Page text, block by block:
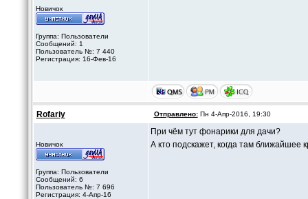
Новичок
Группа: Пользователи
Сообщений: 1
Пользователь №: 7 440
Регистрация: 16-Фев-16
Rofariy Отправлено:Пн 4-Апр-2016, 19:30
Новичок
Группа: Пользователи
Сообщений: 6
Пользователь №: 7 696
Регистрация: 4-Апр-16
При чём тут фонарики для дачи?
А кто подскажет, когда там ближайшее